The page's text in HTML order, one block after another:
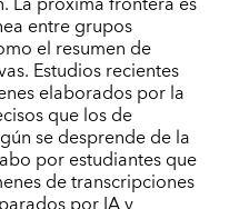
entre grupos
el resumen de
Estudios recientes
elaborados por la
que los de
se desprende de la
por estudiantes que
de transcripciones